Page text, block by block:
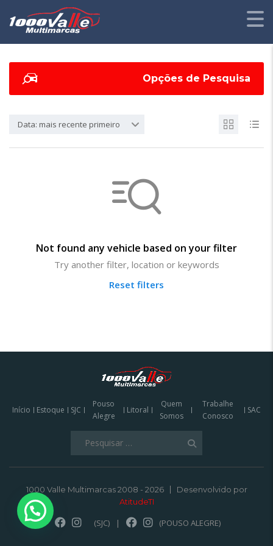
Opções de Pesquisa
Data: mais recente primeiro
Not found any vehicle based on your filter
Try another filter, location or keywords
Reset filters
Início Estoque SJC
Pouso
Alegre
Litoral
Quem
Somos
Trabalhe
Conosco
SAC
1000 Valle Multimarcas 2008 - 2026
Desenvolvido por
AtitudeTI
(SJC) | (POUSO ALEGRE)